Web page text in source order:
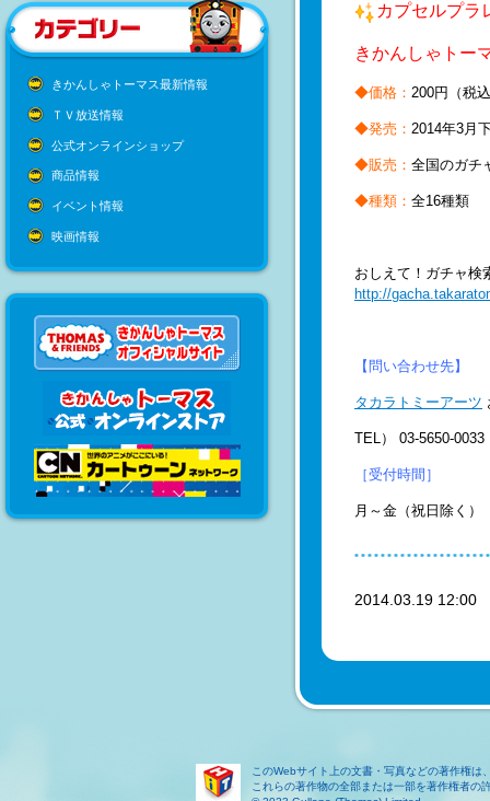
きかんしゃトーマス最新情報
ＴＶ放送情報
公式オンラインショップ
商品情報
イベント情報
映画情報
カプセルプ
きかんしゃトー
◆価格： 200円（税
◆発売： 2014年3月
◆販売： 全国のガチ
◆種類： 全16種類
おしえて！ガチャ
http://
【問い合わせ先】
タカラトミーアーツ
TEL） 03-5650-0033
［受付時間］
月～金（祝日除く
2014.03.19
このWebサイト上の文書・写真などの著作権
これらの著作物の全部または一部を著作権者の